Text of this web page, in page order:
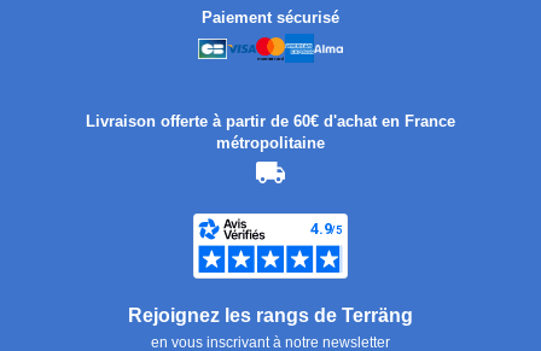
Paiement sécurisé
Livraison offerte à partir de 60€ d'achat en France
métropolitaine
Rejoignez les rangs de Terräng
en vous inscrivant à notre newsletter